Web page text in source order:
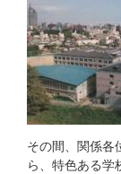
その間、関係各
ら、特色ある学